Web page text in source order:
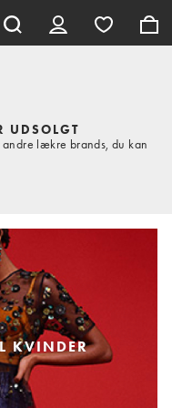
UDSOLGT
lækre brands, du kan
KVINDER